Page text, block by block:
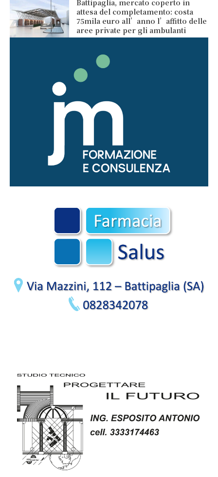
Battipaglia, mercato coperto in
attesa del completamento: costa
75mila euro all’anno l’affitto delle
aree private per gli ambulanti